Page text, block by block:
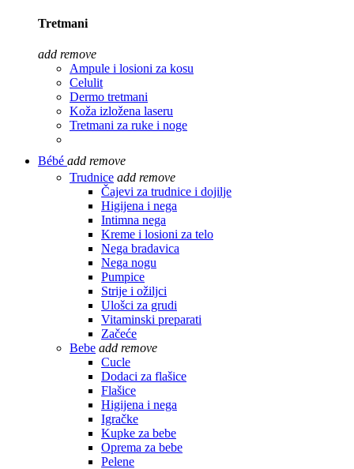
Tretmani
add remove
Ampule i losioni za kosu
Celulit
Dermo tretmani
Koža izložena laseru
Tretmani za ruke i noge
Bébé add remove
Trudnice add remove
Čajevi za trudnice i dojilje
Higijena i nega
Intimna nega
Kreme i losioni za telo
Nega bradavica
Nega nogu
Pumpice
Strije i ožiljci
Ulošci za grudi
Vitaminski preparati
Začeće
Bebe add remove
Cucle
Dodaci za flašice
Flašice
Higijena i nega
Igračke
Kupke za bebe
Oprema za bebe
Pelene